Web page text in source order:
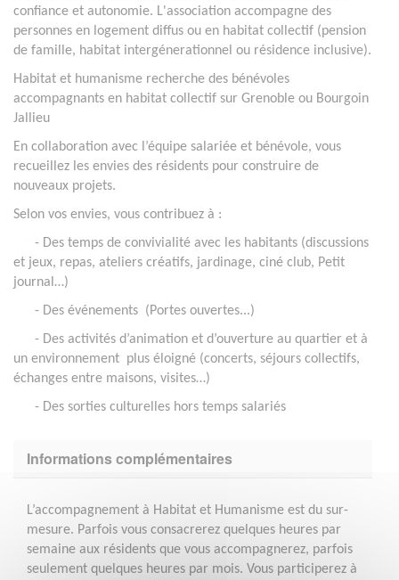
confiance et autonomie. L'association accompagne des
personnes en logement diffus ou en habitat collectif (pension
de famille, habitat intergénerationnel ou résidence inclusive).
Habitat et humanisme recherche des bénévoles
accompagnants en habitat collectif sur Grenoble ou Bourgoin
Jallieu
En collaboration avec l’équipe salariée et bénévole, vous
recueillez les envies des résidents pour construire de
nouveaux projets.
Selon vos envies, vous contribuez à :
- Des temps de convivialité avec les habitants (discussions
et jeux, repas, ateliers créatifs, jardinage, ciné club, Petit
journal…)
- Des événements (Portes ouvertes...)
- Des activités d’animation et d’ouverture au quartier et à
un environnement plus éloigné (concerts, séjours collectifs,
échanges entre maisons, visites…)
- Des sorties culturelles hors temps salariés
Informations complémentaires
L’accompagnement à Habitat et Humanisme est du sur-
mesure. Parfois vous consacrerez quelques heures par
semaine aux résidents que vous accompagnerez, parfois
seulement quelques heures par mois. Vous participerez à